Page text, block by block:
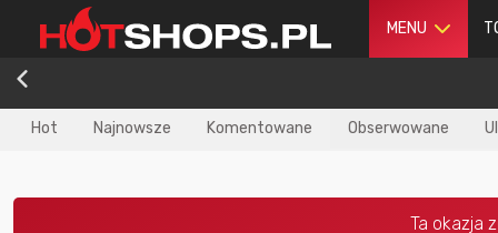
MENU
Hot Najnowsze Komentowane Obserwowane